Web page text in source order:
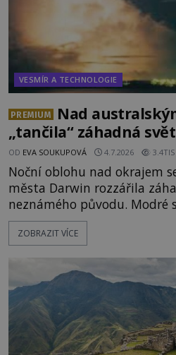
VESMÍR A TECHNOLOGIE
PREMIUM
Nad
„tančila“ záhadná
OD EVA SOUKUPOVÁ 4.7.2026 3.4TIS
Noční oblohu nad okrajem
města Darwin rozzářila
neznámého původu. Modré světelné koule byly
viditelné nejméně dvacet
opakovaně objevovaly a
mohlo jít o návštěvu ze světa
záznam okamžitě
ZOBRAZIT VÍCE